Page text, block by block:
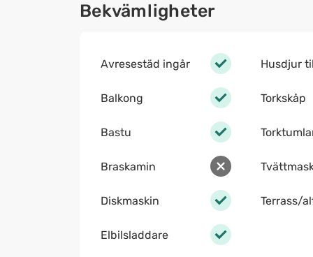
Bekvämligheter
Avresestäd ingår
Balkong
Bastu
Braskamin
Diskmaskin
Elbilsladdare
Husdjur
Torkskåp
Terrass/